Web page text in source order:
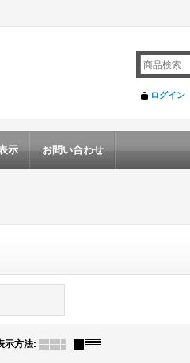
ログイン
示 お問い合わせ
示方法: